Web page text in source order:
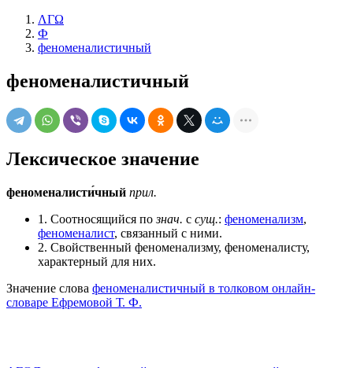
ΛΓΩ
Ф
феноменалистичный
феноменалистичный
Лексическое значение
феноменалисти́чный прил.
1. Соотносящийся познач. с сущ.: феноменализм,
феноменалист, связанный с ними.
2. Свойственный феноменализму, феноменалисту,
характерный для них.
Значение слова феноменалистичный в толковом онлайн-
словаре Ефремовой Т. Ф.